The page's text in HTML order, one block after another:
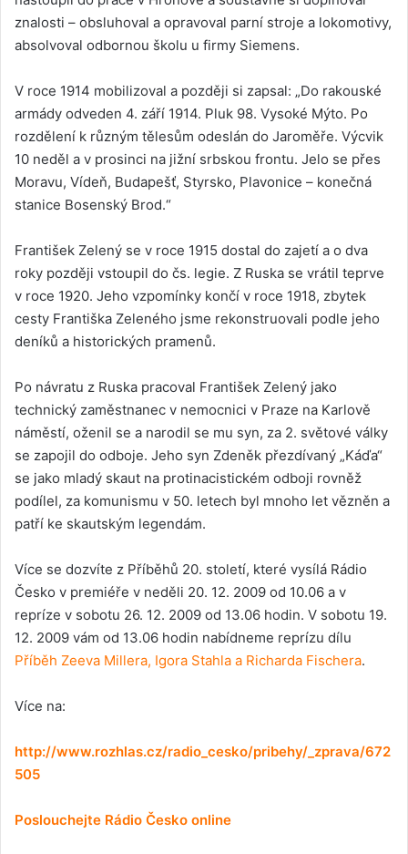
znalosti – obsluhoval a opravoval parní stroje a lokomotivy,
absolvoval odbornou školu u firmy Siemens.
V roce 1914 mobilizoval a později si zapsal: „Do rakouské
armády odveden 4. září 1914. Pluk 98. Vysoké Mýto. Po
rozdělení k různým tělesům odeslán do Jaroměře. Výcvik
10 neděl a v prosinci na jižní srbskou frontu. Jelo se přes
Moravu, Vídeň, Budapešť, Styrsko, Plavonice – konečná
stanice Bosenský Brod.“
František Zelený se v roce 1915 dostal do zajetí a o dva
roky později vstoupil do čs. legie. Z Ruska se vrátil teprve
v roce 1920. Jeho vzpomínky končí v roce 1918, zbytek
cesty Františka Zeleného jsme rekonstruovali podle jeho
deníků a historických pramenů.
Po návratu z Ruska pracoval František Zelený jako
technický zaměstnanec v nemocnici v Praze na Karlově
náměstí, oženil se a narodil se mu syn, za 2. světové války
se zapojil do odboje. Jeho syn Zdeněk přezdívaný „Káďa“
se jako mladý skaut na protinacistickém odboji rovněž
podílel, za komunismu v 50. letech byl mnoho let vězněn a
patří ke skautským legendám.
Více se dozvíte z Příběhů 20. století, které vysílá Rádio
Česko v premiéře v neděli 20. 12. 2009 od 10.06 a v
repríze v sobotu 26. 12. 2009 od 13.06 hodin. V sobotu 19.
12. 2009 vám od 13.06 hodin nabídneme reprízu dílu
Příběh Zeeva Millera, Igora Stahla a Richarda Fischera.
Více na:
http://www.rozhlas.cz/radio_cesko/pribehy/_zprava/672
505
Poslouchejte Rádio Česko online